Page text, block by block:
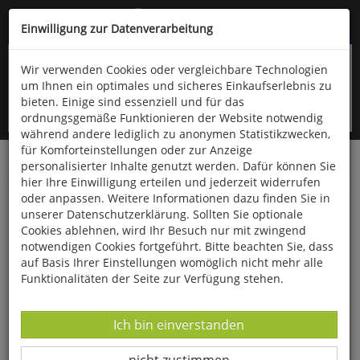
Kompletten Head der Seite überspringen
oder (06766) 9323-960
Startseite Bücher Geschichte Zeitgeschichte
Im Rausch des Aufruhrs
Einwilligung zur Datenverarbeitung
Wir verwenden Cookies oder vergleichbare Technologien
um Ihnen ein optimales und sicheres Einkaufserlebnis zu
bieten. Einige sind essenziell und für das
ordnungsgemäße Funktionieren der Website notwendig
während andere lediglich zu anonymen Statistikzwecken,
für Komforteinstellungen oder zur Anzeige
personalisierter Inhalte genutzt werden. Dafür können Sie
hier Ihre Einwilligung erteilen und jederzeit widerrufen
oder anpassen. Weitere Informationen dazu finden Sie in
unserer Datenschutzerklärung. Sollten Sie optionale
Cookies ablehnen, wird Ihr Besuch nur mit zwingend
notwendigen Cookies fortgeführt. Bitte beachten Sie, dass
auf Basis Ihrer Einstellungen womöglich nicht mehr alle
Funktionalitäten der Seite zur Verfügung stehen.
Datenverarbeitung -
Ich bin einverstanden